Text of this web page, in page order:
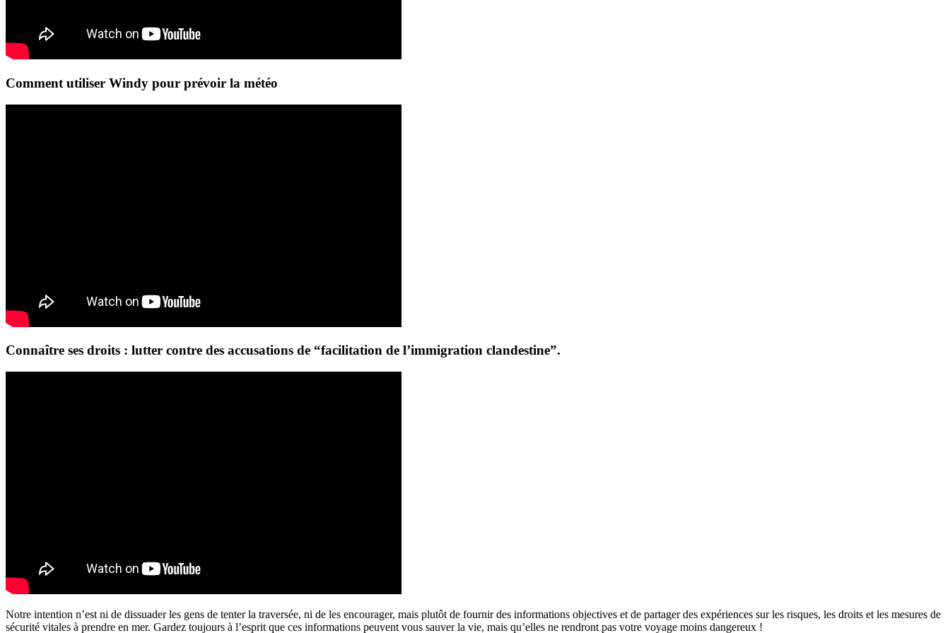
Comment utiliser Windy pour prévoir la météo
Connaître ses droits : lutter contre des accusations de “facilitation de l’immigration clandestine”.
Notre intention n’est ni de dissuader les gens de tenter la traversée, ni de les encourager, mais plutôt de fournir des informations objectives et de partager des expériences sur les risques, les droits et les mesures de
sécurité vitales à prendre en mer. Gardez toujours à l’esprit que ces informations peuvent vous sauver la vie, mais qu’elles ne rendront pas votre voyage moins dangereux !